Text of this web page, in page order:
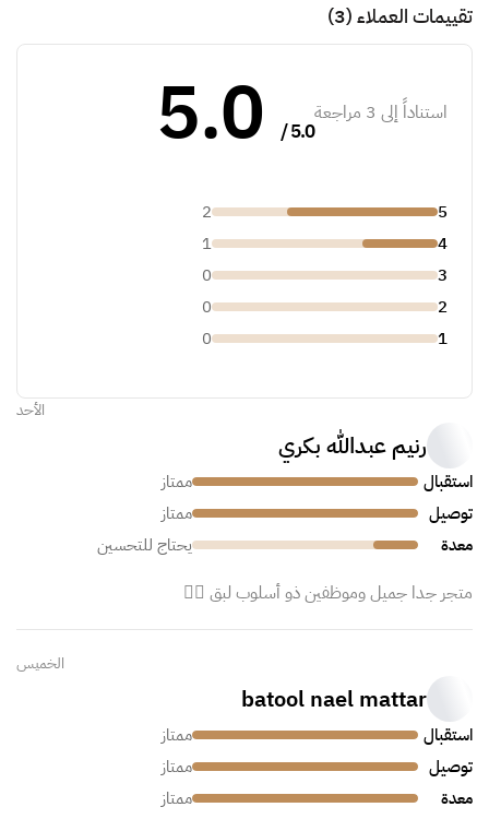
تقييمات العملاء(3)
الأحد
رنيم عبدالله بكري
استقبال
ممتاز
توصيل
ممتاز
معدة
يحتاج للتحسين
متجر جدا جميل وموظفين ذو أسلوب لبق 👍🏻
الخميس
batool nael mattar
استقبال
ممتاز
توصيل
ممتاز
معدة
ممتاز
استناداً إلى 3 مراجعة
5.0 /
5.0
5
2
4
1
3
0
2
0
1
0